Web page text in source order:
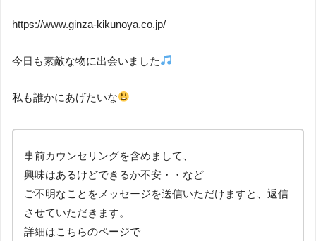
https://www.ginza-kikunoya.co.jp/
今日も素敵な物に出会いました
私も誰かにあげたいな
事前カウンセリングを含めまして、
興味はあるけどできるか不安・・など
ご不明なことをメッセージを送信いただけますと、返信
させていただきます。
詳細はこちらのページで